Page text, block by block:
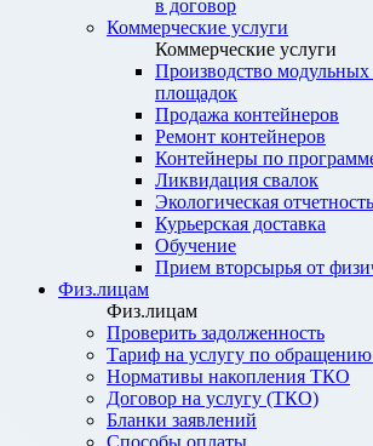
в договор
Коммерческие услуги
Коммерческие услуги
Производство
площадок
Продажа контейнеров
Ремонт контейнеров
Контейнеры по
Ликвидация свалок
Экологическая отчетность
Курьерская доставка
Обучение
Прием вторсырья от
Физ.лицам
Физ.лицам
Проверить задолженность
Тариф на услугу по
Нормативы накопления ТКО
Договор на услугу (ТКО)
Бланки заявлений
Способы оплаты